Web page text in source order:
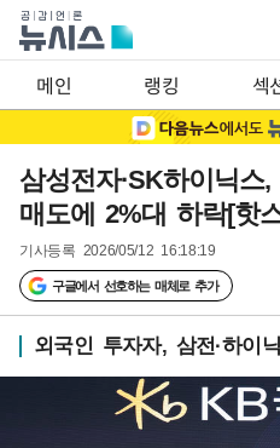
메인 랭킹 섹
삼성전자·SK하이닉
매도에 2%대 하락[핫
기사등록 2026/05/12 16:18:19
구글에서 선호하는 매체로 추가
외국인 투자자, 삼전·하이